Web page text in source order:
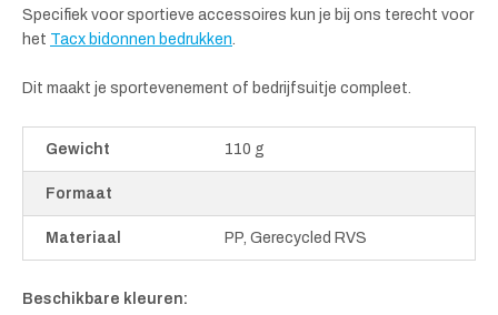
Specifiek voor sportieve accessoires kun je bij ons terecht voor
het Tacx bidonnen bedrukken
Dit maakt je sportevenement of bedrijfsuitje compleet.
Gewicht 110 g
Formaat
Materiaal PP, Gerecycled RVS
Beschikbare kleuren: